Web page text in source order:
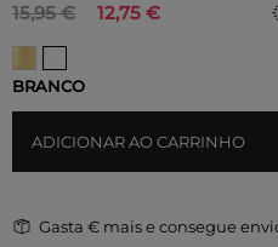
12,75 €
15,95 €
BRANCO
ADICIONAR AO CARRINHO
Gasta € mais e consegue